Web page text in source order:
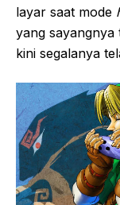
layar saat mode
yang sayangnya
kini segalanya